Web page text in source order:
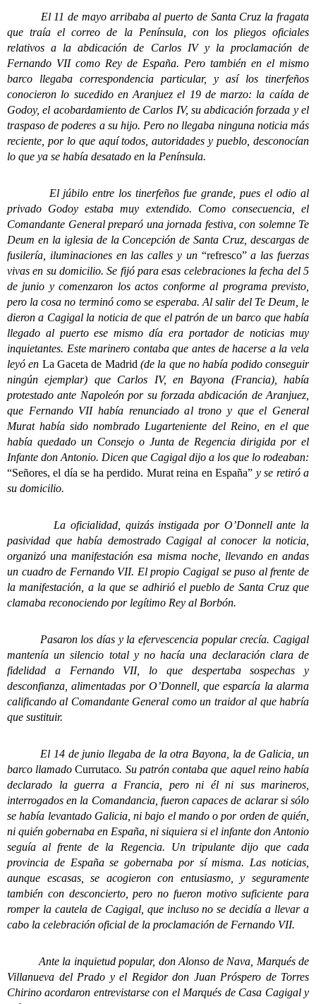
El 11 de mayo arribaba al puerto de Santa Cruz la fragata
que traía el correo de la Península, con los pliegos oficiales
relativos a la abdicación de Carlos IV y la proclamación de
Fernando VII como Rey de España. Pero también en el mismo
barco llegaba correspondencia particular, y así los tinerfeños
conocieron lo sucedido en Aranjuez el 19 de marzo: la caída de
Godoy, el acobardamiento de Carlos IV, su abdicación forzada y el
traspaso de poderes a su hijo. Pero no llegaba ninguna noticia más
reciente, por lo que aquí todos, autoridades y pueblo, desconocían
lo que ya se había desatado en la Península.
El júbilo entre los tinerfeños fue grande, pues el odio al
privado Godoy estaba muy extendido. Como consecuencia, el
Comandante General preparó una jornada festiva, con solemne Te
Deum en la iglesia de la Concepción de Santa Cruz, descargas de
fusilería, iluminaciones en las calles y un “refresco”a las fuerzas
vivas en su domicilio. Se fijó para esas celebraciones la fecha del 5
de junio y comenzaron los actos conforme al programa previsto,
pero la cosa no terminó como se esperaba. Al salir del Te Deum, le
dieron a Cagigal la noticia de que el patrón de un barco que había
llegado al puerto ese mismo día era portador de noticias muy
inquietantes. Este marinero contaba que antes de hacerse a la vela
leyó en La Gaceta de Madrid(de la que no había podido conseguir
ningún ejemplar) que Carlos IV, en Bayona (Francia), había
protestado ante Napoleón por su forzada abdicación de Aranjuez,
que Fernando VII había renunciado al trono y que el General
Murat había sido nombrado Lugarteniente del Reino, en el que
había quedado un Consejo o Junta de Regencia dirigida por el
Infante don Antonio. Dicen que Cagigal dijo a los que lo rodeaban:
“Señores, el día se ha perdido. Murat reina en España” y se retiró a
su domicilio.
La oficialidad, quizás instigada por O’Donnell ante la
pasividad que había demostrado Cagigal al conocer la noticia,
organizó una manifestación esa misma noche, llevando en andas
un cuadro de Fernando VII. El propio Cagigal se puso al frente de
la manifestación, a la que se adhirió el pueblo de Santa Cruz que
clamaba reconociendo por legítimo Rey al Borbón.
Pasaron los días y la efervescencia popular crecía. Cagigal
mantenía un silencio total y no hacía una declaración clara de
fidelidad a Fernando VII, lo que despertaba sospechas y
desconfianza, alimentadas por O’Donnell, que esparcía la alarma
calificando al Comandante General como un traidor al que habría
que sustituir.
El 14 de junio llegaba de la otra Bayona, la de Galicia, un
barco llamadoCurrutaco. Su patrón contaba que aquel reino había
declarado la guerra a Francia, pero ni él ni sus marineros,
interrogados en la Comandancia, fueron capaces de aclarar si sólo
se había levantado Galicia, ni bajo el mando o por orden de quién,
ni quién gobernaba en España, ni siquiera si el infante don Antonio
seguía al frente de la Regencia. Un tripulante dijo que cada
provincia de España se gobernaba por sí misma. Las noticias,
aunque escasas, se acogieron con entusiasmo, y seguramente
también con desconcierto, pero no fueron motivo suficiente para
romper la cautela de Cagigal, que incluso no se decidía a llevar a
cabo la celebración oficial de la proclamación de Fernando VII.
Ante la inquietud popular, don Alonso de Nava, Marqués de
Villanueva del Prado y el Regidor don Juan Próspero de Torres
Chirino acordaron entrevistarse con el Marqués de Casa Cagigal y